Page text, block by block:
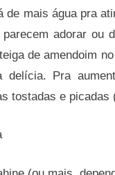
de mais água pra
parecem adorar ou
de amendoim
delícia. Pra
tostadas e picadas